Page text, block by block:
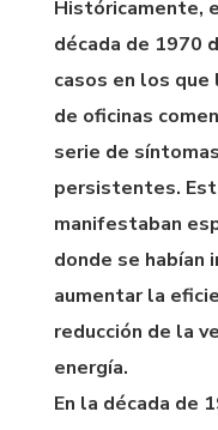
Históricamente,
década de 1970
casos en los
de oficinas
serie de
persistentes.
manifestaban
donde se habían
aumentar la
reducción de la
energía.
En la década de